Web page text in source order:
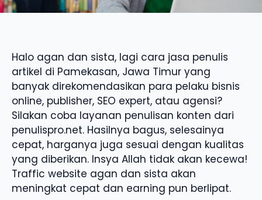
Halo agan dan sista, lagi cara jasa penulis
artikel di Pamekasan, Jawa Timur yang
banyak direkomendasikan para pelaku bisnis
online, publisher, SEO expert, atau agensi?
Silakan coba layanan penulisan konten dari
penulispro.net. Hasilnya bagus, selesainya
cepat, harganya juga sesuai dengan kualitas
yang diberikan. Insya Allah tidak akan kecewa!
Traffic website agan dan sista akan
meningkat cepat dan earning pun berlipat.